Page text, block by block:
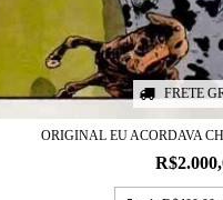
FRETE
ORIGINAL EU ACORDAVA